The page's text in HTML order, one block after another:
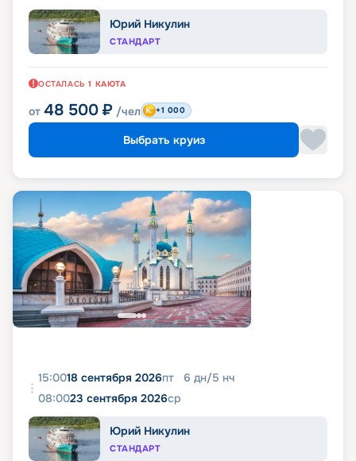
Юрий Никулин
СТАНДАРТ
ОСТАЛАСЬ 1 КАЮТА
от 48 500 ₽ /чел +1 000
Выбрать круиз
15:0018 сентября 2026пт 6 дн/5 нч
08:0023 сентября 2026ср
Юрий Никулин
СТАНДАРТ